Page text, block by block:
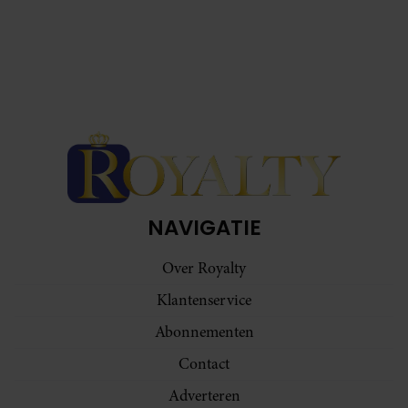
NAVIGATIE
Over Royalty
Klantenservice
Abonnementen
Contact
Adverteren